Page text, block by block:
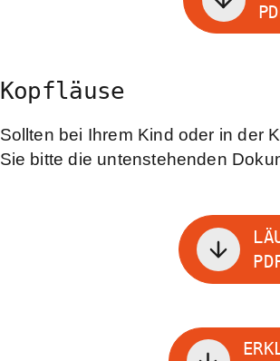
Kopfläuse
Sollten bei Ihrem Kind oder in der
Sie bitte die untenstehenden